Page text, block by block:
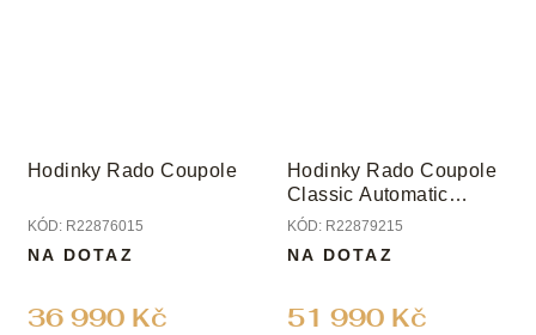
Hodinky Rado Coupole
KÓD: R22876015
36 990 Kč
NA DOTAZ
Hodinky Rado Coupole
Classic Automatic
Power Reserve
KÓD: R22879215
51 990 Kč
NA DOTAZ